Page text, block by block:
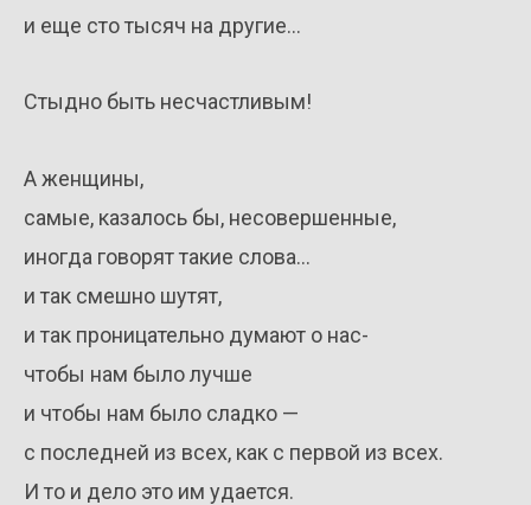
и еще сто тысяч на другие…
Стыдно быть несчастливым!
А женщины,
самые, казалось бы, несовершенные,
иногда говорят такие слова…
и так смешно шутят,
и так проницательно думают о нас-
чтобы нам было лучше
и чтобы нам было сладко —
с последней из всех, как с первой из всех.
И то и дело это им удается.